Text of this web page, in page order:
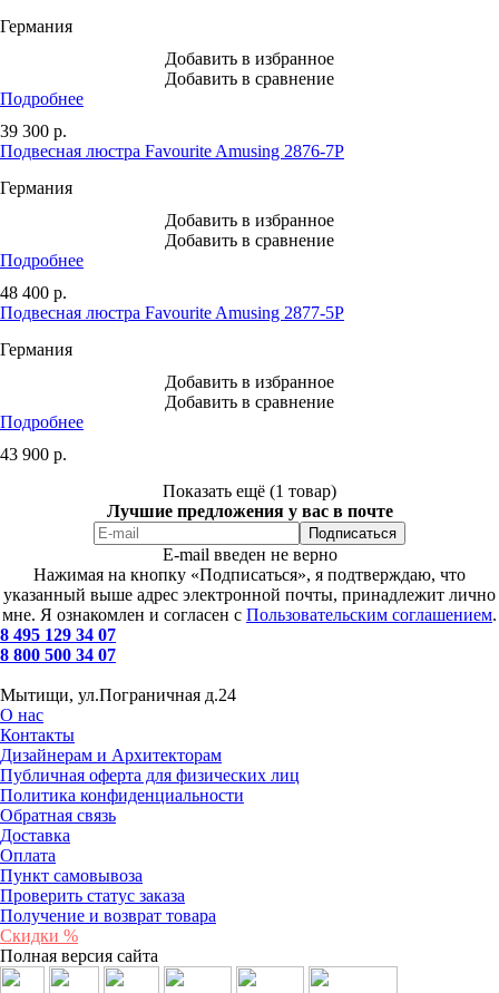
Германия
Добавить в избранное
Добавить в сравнение
Подробнее
39 300 р.
Подвесная люстра Favourite Amusing 2876-7P
Германия
Добавить в избранное
Добавить в сравнение
Подробнее
48 400 р.
Подвесная люстра Favourite Amusing 2877-5P
Германия
Добавить в избранное
Добавить в сравнение
Подробнее
43 900 р.
Показать ещё (1 товар)
Лучшие предложения у вас в почте
E-mail введен не верно
Нажимая на кнопку «Подписаться», я подтверждаю, что
указанный выше адрес электронной почты, принадлежит лично
мне. Я ознакомлен и согласен с Пользовательским соглашением.
8 495 129 34 07
8 800 500 34 07
Мытищи, ул.Пограничная д.24
О нас
Контакты
Дизайнерам и Архитекторам
Публичная оферта для физических лиц
Политика конфиденциальности
Обратная связь
Доставка
Оплата
Пункт самовывоза
Проверить статус заказа
Получение и возврат товара
Скидки %
Полная версия сайта